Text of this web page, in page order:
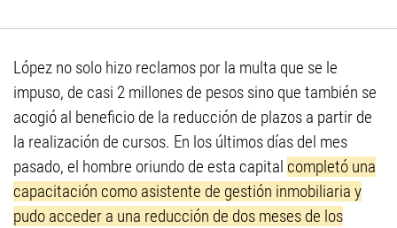
López no solo hizo reclamos por la multa que se le
impuso, de casi 2 millones de pesos sino que también se
acogió al beneficio de la reducción de plazos a partir de
la realización de cursos. En los últimos días del mes
pasado, el hombre oriundo de esta capital completó una
capacitación como asistente de gestión inmobiliaria y
pudo acceder a una reducción de dos meses de los